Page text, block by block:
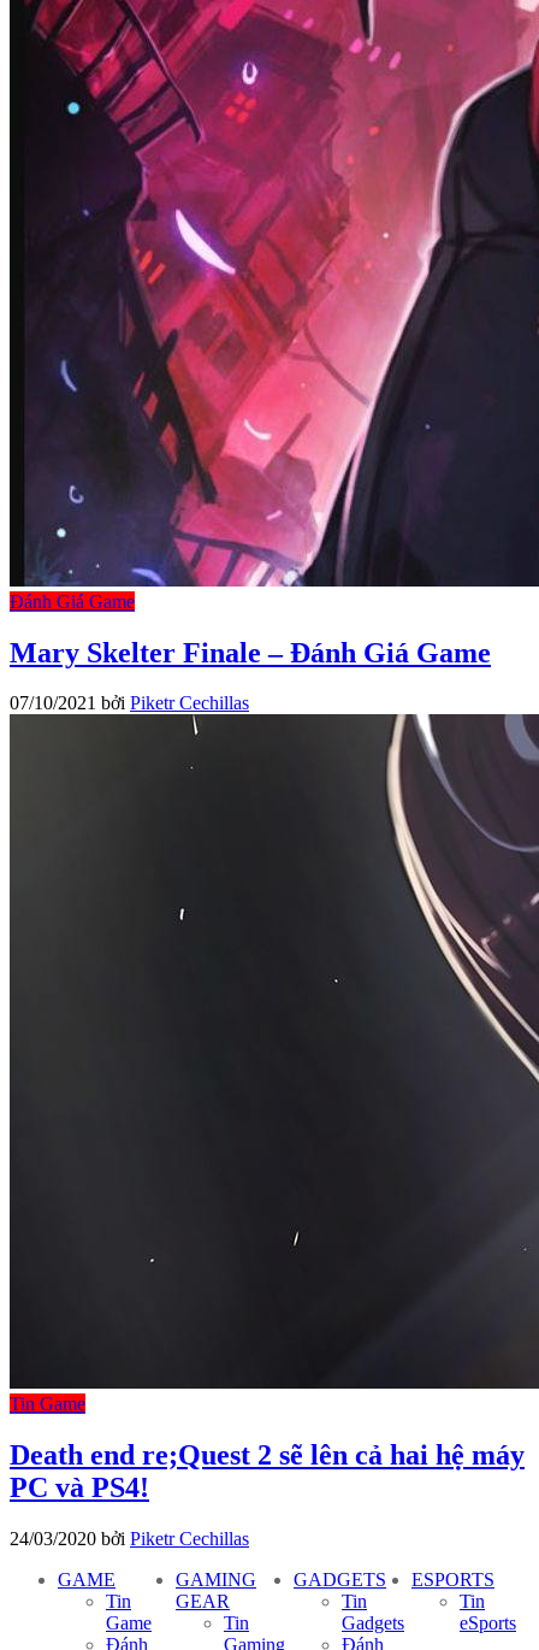
Đánh Giá Game
Mary Skelter Finale – Đánh Giá Game
07/10/2021 bởi Piketr Cechillas
Tin Game
Death end re;Quest 2 sẽ lên cả hai hệ máy
PC và PS4!
24/03/2020 bởi Piketr Cechillas
GAME
Tin
Game
Đánh
GAMING
GEAR
Tin
Gaming
GADGETS
Tin
Gadgets
Đánh
ESPORTS
Tin
eSports